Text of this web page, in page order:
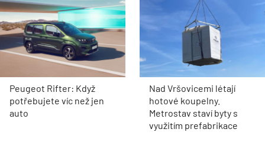
Peugeot Rifter: Když
potřebujete víc než jen
auto
Nad Vršovicemi létají
hotové koupelny.
Metrostav staví byty s
využitím prefabrikace